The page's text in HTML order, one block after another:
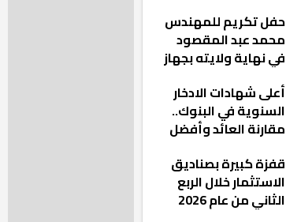
مشيت والمدينة
رجعت للخلف»
حفل تكريم للمهندس
محمد عبد المقصود
في نهاية ولايته بجهاز
أعلى شهادات الادخار
السنوية في البنوك..
مقارنة العائد وأفضل
قفزة كبيرة بصناديق
الاستثمار خلال الربع
الثاني من عام 2026